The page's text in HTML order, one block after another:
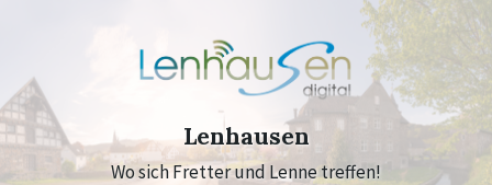
Lenhausen
Wo sich Fretter und Lenne treffen!